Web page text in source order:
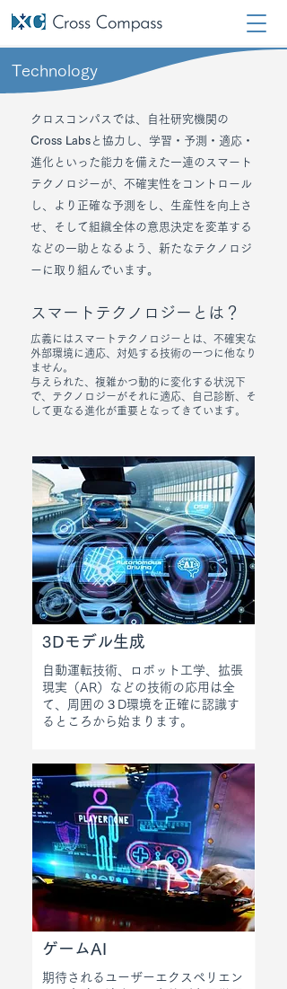
Technology
クロスコンパスでは、自社研究機関の
Cross Labs と協力し、学習・予測・適応・
進化といった能力を備えた一連のスマート
テクノロジーが、不確実性をコントロール
し、より正確な予測をし、生産性を向上さ
せ、そして組織全体の意思決定を変革する
などの一助となるよう、新たなテクノロジ
ーに取り組んでいます。
スマートテクノロジーとは？
広義にはスマートテクノロジーとは、不確実な
外部環境に適応、対処する技術の一つに他なり
ません。
与えられた、複雑かつ動的に変化する状況下
で、テクノロジーがそれに適応、自己診断、そ
して更なる進化が重要となってきています。
3Dモデル生成
自動運転技術、ロボット工学、拡張
現実（AR）などの技術の応用は全
て、周囲の３D環境を正確に認識す
るところから始まります。
ゲームAI
期待されるユーザーエクスペリエン